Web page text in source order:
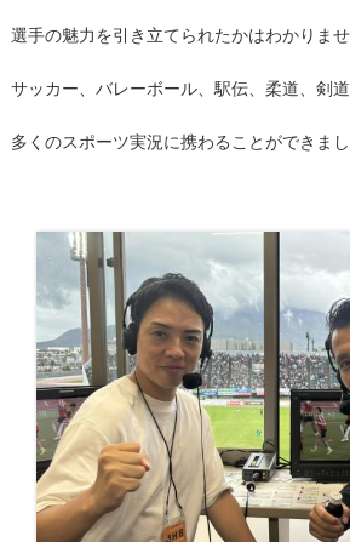
選手の魅力を引き立てられたかはわかりま
サッカー、バレーボール、駅伝、柔道、剣
多くのスポーツ実況に携わることができま